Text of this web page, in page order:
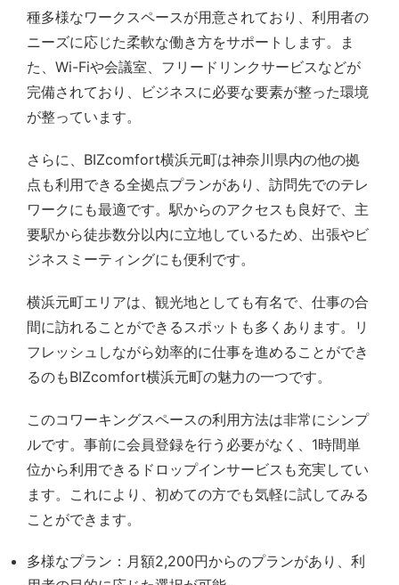
種多様なワークスペースが用意されており、利用者の
ニーズに応じた柔軟な働き方をサポートします。ま
た、Wi-Fiや会議室、フリードリンクサービスなどが
完備されており、ビジネスに必要な要素が整った環境
が整っています。
さらに、BIZcomfort横浜元町は神奈川県内の他の拠
点も利用できる全拠点プランがあり、訪問先でのテレ
ワークにも最適です。駅からのアクセスも良好で、主
要駅から徒歩数分以内に立地しているため、出張やビ
ジネスミーティングにも便利です。
横浜元町エリアは、観光地としても有名で、仕事の合
間に訪れることができるスポットも多くあります。リ
フレッシュしながら効率的に仕事を進めることができ
るのもBIZcomfort横浜元町の魅力の一つです。
このコワーキングスペースの利用方法は非常にシンプ
ルです。事前に会員登録を行う必要がなく、1時間単
位から利用できるドロップインサービスも充実してい
ます。これにより、初めての方でも気軽に試してみる
ことができます。
多様なプラン：月額2,200円からのプランがあり、利